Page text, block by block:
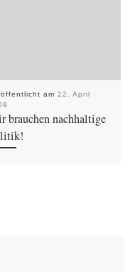
am 22. April
brauchen nachhaltige